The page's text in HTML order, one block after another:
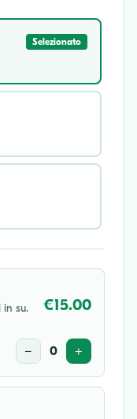
Selezionato
in su. €15.00
− 0 +